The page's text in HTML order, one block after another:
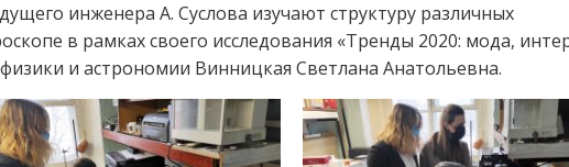
инженера А. Суслова изучают структуру различных
в рамках своего исследования «Тренды 2020: мода,
и астрономии Винницкая Светлана Анатольевна.